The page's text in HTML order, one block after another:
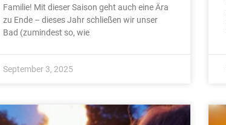
Familie! Mit dieser Saison geht auch eine Ära
zu Ende – dieses Jahr schließen wir unser
Bad (zumindest so, wie
September 3, 2025